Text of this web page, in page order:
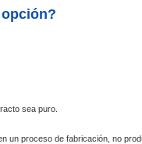
sea puro.
un proceso de fabricación, no